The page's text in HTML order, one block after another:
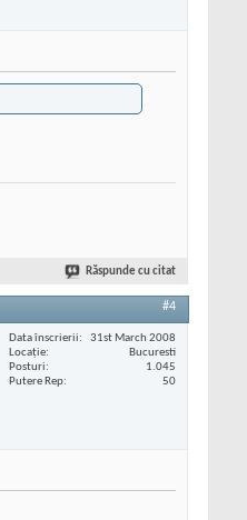
Răspunde cu citat
#4
Data înscrierii
31st March 2008
Locaţie
Bucuresti
Posturi
1.045
Putere Rep
50